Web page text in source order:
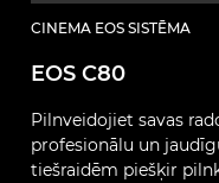
CINEMA EOS SISTĒMA
EOS C80
Pilnveidojiet savas
profesionālu un
tiešraidēm piešķir